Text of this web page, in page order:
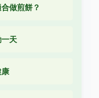
做煎餅？
天